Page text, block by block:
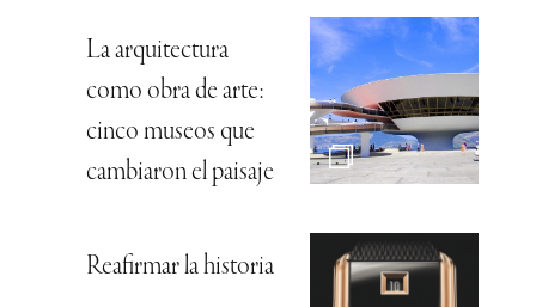
La arquitectura
como obra de arte:
cinco museos que
cambiaron el paisaje
Reafirmar la historia